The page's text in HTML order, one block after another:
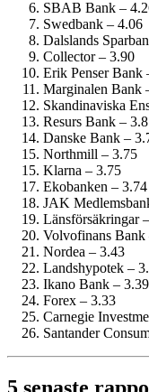
SBAB Bank –
Swedbank – 4.06
Dalslands
Collector – 3.90
Erik Penser Bank
Marginalen Bank
Skandinaviska
Resurs Bank –
Danske Bank –
Northmill – 3.75
Klarna – 3.75
Ekobanken – 3.74
JAK
Länsförsäkringar
Volvofinans Bank
Nordea – 3.43
Landshypotek –
Ikano Bank – 3.39
Forex – 3.33
Carnegie
Santander
5 senaste